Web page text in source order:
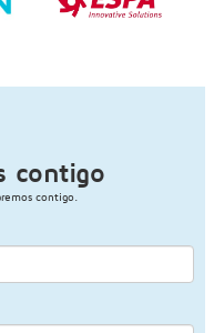
contigo
contigo.